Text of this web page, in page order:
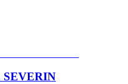
SEVERIN